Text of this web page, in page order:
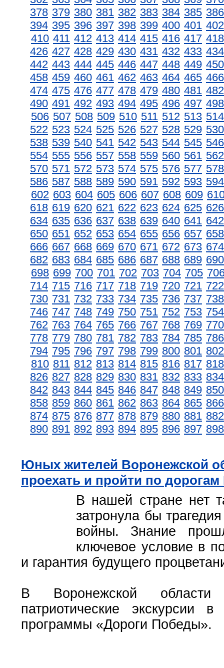
378 379 380 381 382 383 384 385 386
394 395 396 397 398 399 400 401 402
410 411 412 413 414 415 416 417 418
426 427 428 429 430 431 432 433 434
442 443 444 445 446 447 448 449 450
458 459 460 461 462 463 464 465 466
474 475 476 477 478 479 480 481 482
490 491 492 493 494 495 496 497 498
506 507 508 509 510 511 512 513 514
522 523 524 525 526 527 528 529 530
538 539 540 541 542 543 544 545 546
554 555 556 557 558 559 560 561 562
570 571 572 573 574 575 576 577 578
586 587 588 589 590 591 592 593 594
602 603 604 605 606 607 608 609
618 619 620 621 622 623 624 625 626
634 635 636 637 638 639 640 641 642
650 651 652 653 654 655 656 657 658
666 667 668 669 670 671 672 673 674
682 683 684 685 686 687 688 689 690
698 699 700 701 702 703 704 705
714 715 716 717 718 719 720 721 722
730 731 732 733 734 735 736 737 738
746 747 748 749 750 751 752 753 754
762 763 764 765 766 767 768 769 770
778 779 780 781 782 783 784 785 786
794 795 796 797 798 799 800 801 802
810 811 812 813 814 815 816 817 818
826 827 828 829 830 831 832 833 834
842 843 844 845 846 847 848 849 850
858 859 860 861 862 863 864 865 866
874 875 876 877 878 879 880 881 882
890 891 892 893 894 895 896 897 898
Юных жителей Воронежской
проехать и пройти по
В нашей стране нет
затронула бы
войны. Знание
ключевое условие в
и гарантия будущего
В Воронежской области
патриотические экскурсии
программы «Дороги Победы».